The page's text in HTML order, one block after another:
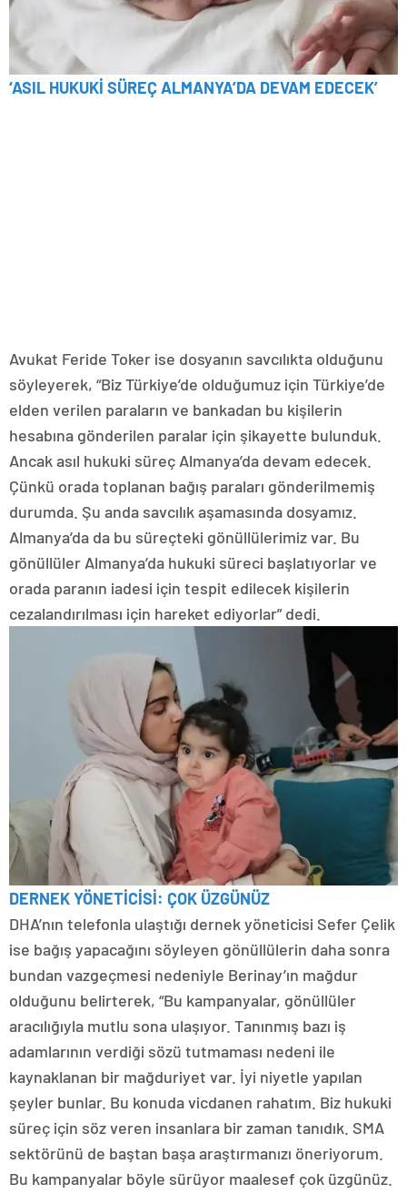
‘ASIL HUKUKİ SÜREÇ ALMANYA’DA DEVAM EDECEK’
Avukat Feride Toker ise dosyanın savcılıkta olduğunu
söyleyerek, “Biz Türkiye’de olduğumuz için Türkiye’de
elden verilen paraların ve bankadan bu kişilerin
hesabına gönderilen paralar için şikayette bulunduk.
Ancak asıl hukuki süreç Almanya’da devam edecek.
Çünkü orada toplanan bağış paraları gönderilmemiş
durumda. Şu anda savcılık aşamasında dosyamız.
Almanya’da da bu süreçteki gönüllülerimiz var. Bu
gönüllüler Almanya’da hukuki süreci başlatıyorlar ve
orada paranın iadesi için tespit edilecek kişilerin
cezalandırılması için hareket ediyorlar” dedi.
DERNEK YÖNETİCİSİ: ÇOK ÜZGÜNÜZ
DHA’nın telefonla ulaştığı dernek yöneticisi Sefer Çelik
ise bağış yapacağını söyleyen gönüllülerin daha sonra
bundan vazgeçmesi nedeniyle Berinay’ın mağdur
olduğunu belirterek, “Bu kampanyalar, gönüllüler
aracılığıyla mutlu sona ulaşıyor. Tanınmış bazı iş
adamlarının verdiği sözü tutmaması nedeni ile
kaynaklanan bir mağduriyet var. İyi niyetle yapılan
şeyler bunlar. Bu konuda vicdanen rahatım. Biz hukuki
süreç için söz veren insanlara bir zaman tanıdık. SMA
sektörünü de baştan başa araştırmanızı öneriyorum.
Bu kampanyalar böyle sürüyor maalesef çok üzgünüz.